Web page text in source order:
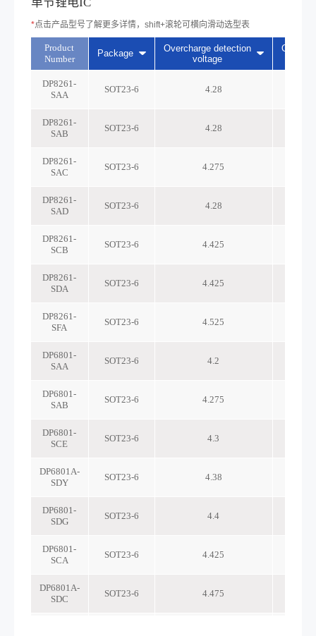
*点击产品型号了解更多详情，shift+滚轮可横向滑动选型表
Product
Number
Package
Overcharge detection
voltage
DP8261-
SAA
SOT23-6 4.28
DP8261-
SAB
SOT23-6 4.28
DP8261-
SAC
SOT23-6 4.275
DP8261-
SAD
SOT23-6 4.28
DP8261-
SCB
SOT23-6 4.425
DP8261-
SDA
SOT23-6 4.425
DP8261-
SFA
SOT23-6 4.525
DP6801-
SAA
SOT23-6 4.2
DP6801-
SAB
SOT23-6 4.275
DP6801-
SCE
SOT23-6 4.3
DP6801A-
SDY
SOT23-6 4.38
DP6801-
SDG
SOT23-6 4.4
DP6801-
SCA
SOT23-6 4.425
DP6801A-
SDC
SOT23-6 4.475